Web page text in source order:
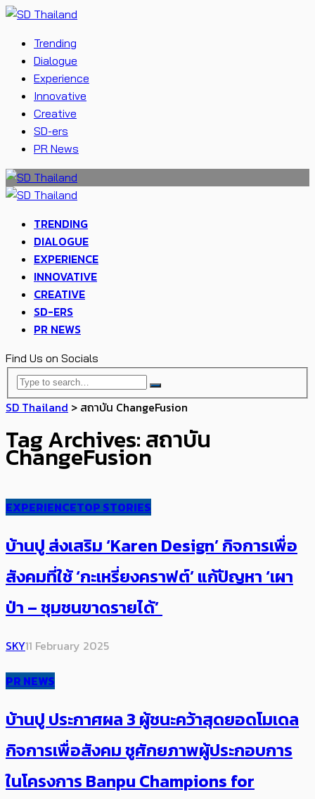
Trending
Dialogue
Experience
Innovative
Creative
SD-ers
PR News
TRENDING
DIALOGUE
EXPERIENCE
INNOVATIVE
CREATIVE
SD-ERS
PR NEWS
Find Us on Socials
SD Thailand > สถาบัน ChangeFusion
Tag Archives: สถาบัน
ChangeFusion
EXPERIENCETOP STORIES
บ้านปู ส่งเสริม ‘Karen Design’ กิจการเพื่อ
สังคมที่ใช้ ‘กะเหรี่ยงคราฟต์’ แก้ปัญหา ‘เผา
ป่า – ชุมชนขาดรายได้’
SKY11 February 2025
PR NEWS
บ้านปู ประกาศผล 3 ผู้ชนะคว้าสุดยอดโมเดล
กิจการเพื่อสังคม ชูศักยภาพผู้ประกอบการ
ในโครงการ Banpu Champions for